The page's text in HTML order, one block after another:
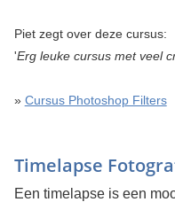
Piet zegt over deze cursus:
'Erg leuke cursus met veel
» Cursus Photoshop Filters
Timelapse
Een timelapse is een